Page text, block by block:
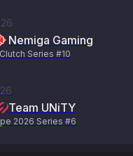
Nemiga Gaming
Series #10
Team UNiTY
2026 Series #6